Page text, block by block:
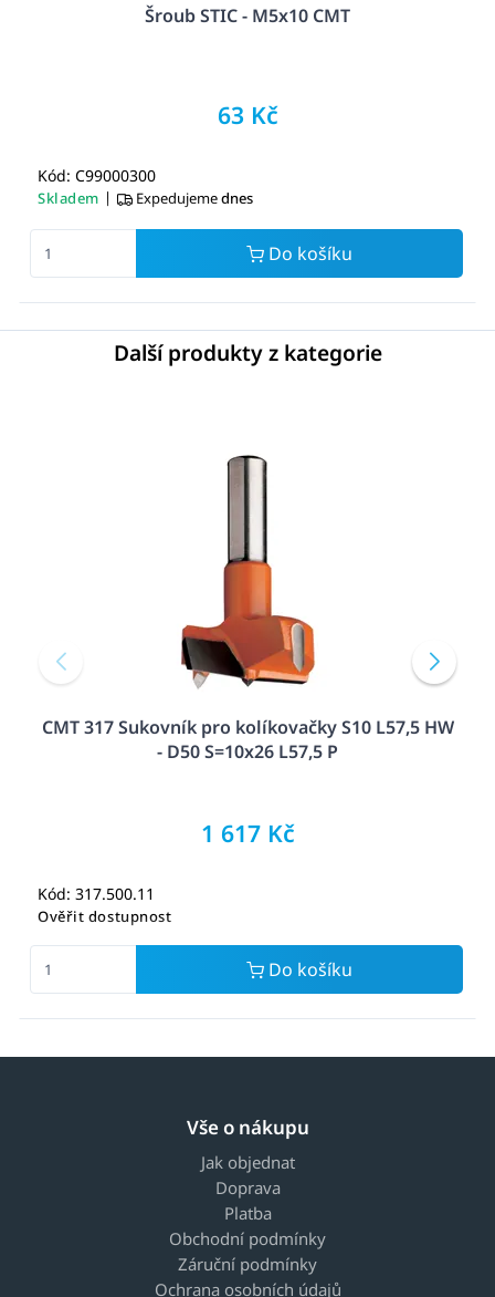
Šroub STIC - M5x10 CMT
63 Kč
Kód: C99000300
Skladem | Expedujemednes
Do košíku
Další produkty z kategorie
CMT 317 Sukovník pro kolíkovačky S10 L57,5 HW
- D50 S=10x26 L57,5 P
1 617 Kč
Kód: 317.500.11
Ověřit dostupnost
Do košíku
Vše o nákupu
Jak objednat
Doprava
Platba
Obchodní podmínky
Záruční podmínky
Ochrana osobních údajů